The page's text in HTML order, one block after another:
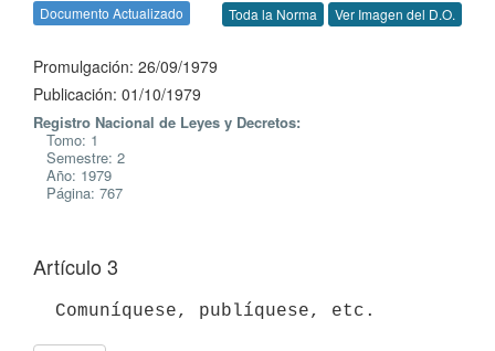
Documento Actualizado Toda la Norma Ver Imagen del D.O.
Promulgación: 26/09/1979
Publicación: 01/10/1979
Registro Nacional de Leyes y Decretos:
Tomo: 1
Semestre: 2
Año: 1979
Página: 767
Artículo 3